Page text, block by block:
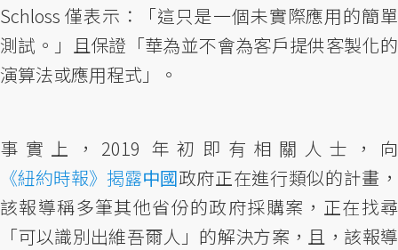
Schloss 僅表示：「這只是一個未實際應用的簡單
測試。」且保證「華為並不會為客戶提供客製化的
演算法或應用程式」。
事實上，2019 年初即有相關人士，向
《紐約時報》揭露中國政府正在進行類似的計畫，
該報導稱多筆其他省份的政府採購案，正在找尋
「可以識別出維吾爾人」的解決方案，且，該報導